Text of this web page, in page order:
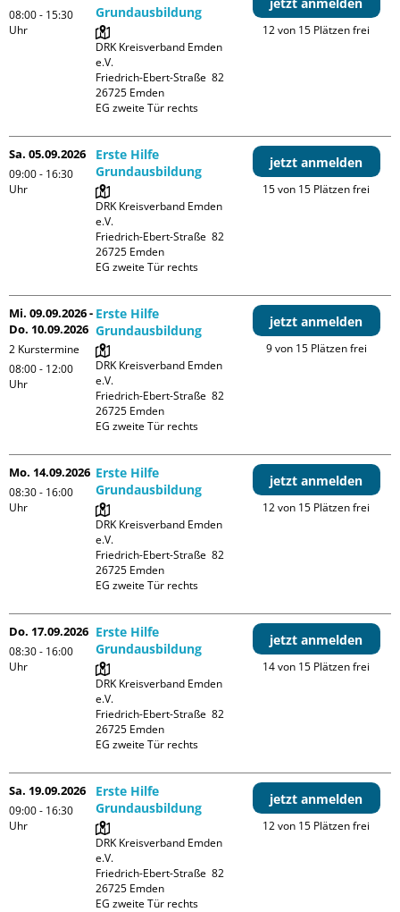
08:00 - 15:30
Uhr
Grundausbildung
DRK Kreisverband Emden
e.V.
Friedrich-Ebert-Straße  82
26725 Emden
EG zweite Tür rechts
12 von 15 Plätzen frei
Sa. 05.09.2026
09:00 - 16:30
Uhr
Erste Hilfe
Grundausbildung
DRK Kreisverband Emden
e.V.
Friedrich-Ebert-Straße  82
26725 Emden
EG zweite Tür rechts
jetzt anmelden
15 von 15 Plätzen frei
Mi. 09.09.2026 -
Do. 10.09.2026
2 Kurstermine
08:00 - 12:00
Uhr
Erste Hilfe
Grundausbildung
DRK Kreisverband Emden
e.V.
Friedrich-Ebert-Straße  82
26725 Emden
EG zweite Tür rechts
jetzt anmelden
9 von 15 Plätzen frei
Mo. 14.09.2026
08:30 - 16:00
Uhr
Erste Hilfe
Grundausbildung
DRK Kreisverband Emden
e.V.
Friedrich-Ebert-Straße  82
26725 Emden
EG zweite Tür rechts
jetzt anmelden
12 von 15 Plätzen frei
Do. 17.09.2026
08:30 - 16:00
Uhr
Erste Hilfe
Grundausbildung
DRK Kreisverband Emden
e.V.
Friedrich-Ebert-Straße  82
26725 Emden
EG zweite Tür rechts
jetzt anmelden
14 von 15 Plätzen frei
Sa. 19.09.2026
09:00 - 16:30
Uhr
Erste Hilfe
Grundausbildung
DRK Kreisverband Emden
e.V.
Friedrich-Ebert-Straße  82
26725 Emden
EG zweite Tür rechts
jetzt anmelden
12 von 15 Plätzen frei